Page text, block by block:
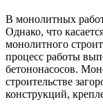
В монолитных
Однако, что
монолитного
процесс работы
бетононасосов.
строительстве
конструкций,